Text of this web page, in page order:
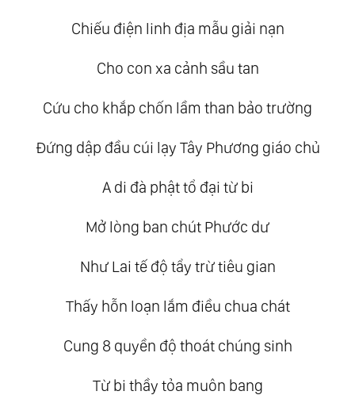
Chiếu điện linh địa mẫu giải nạn
Cho con xa cảnh sầu tan
Cứu cho khắp chốn lầm than bảo trường
Đứng dập đầu cúi lạy Tây Phương giáo chủ
A di đà phật tổ đại từ bi
Mở lòng ban chút Phước dư
Như Lai tế độ tẩy trừ tiêu gian
Thấy hỗn loạn lắm điều chua chát
Cung 8 quyền độ thoát chúng sinh
Từ bi thầy tỏa muôn bang